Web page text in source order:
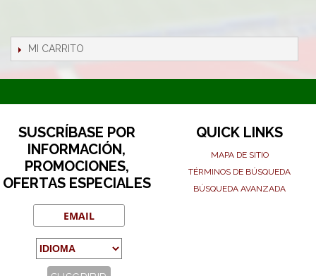
MI CARRITO
SUSCRÍBASE POR
INFORMACIÓN,
PROMOCIONES,
OFERTAS ESPECIALES
QUICK LINKS
MAPA DE SITIO
TÉRMINOS DE BÚSQUEDA
BÚSQUEDA AVANZADA